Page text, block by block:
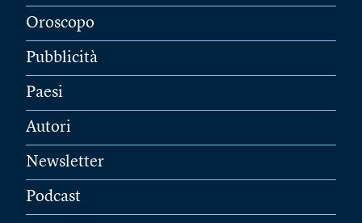
Oroscopo
Pubblicità
Paesi
Autori
Newsletter
Podcast